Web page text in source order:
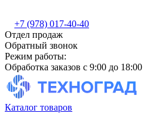
+7 (978) 017-40-40
Отдел продаж
Обратный звонок
Режим работы:
Обработка заказов с 9:00 до
Каталог товаров